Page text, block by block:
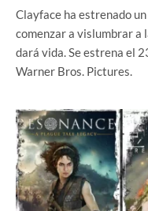
Clayface ha estrenado
comenzar a vislumbrar a
dará vida. Se estrena el
Warner Bros. Pictures.